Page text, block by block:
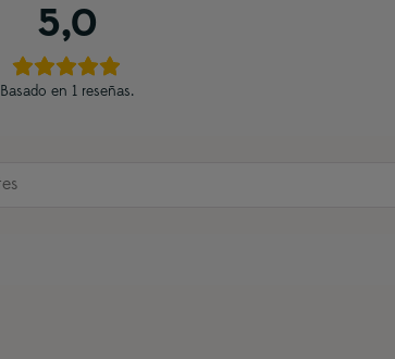
5,0
Basado en 1 reseñas.